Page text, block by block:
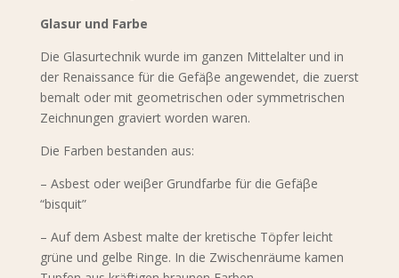
Glasur und Farbe
Die Glasurtechnik wurde im ganzen Mittelalter und in
der Renaissance für die Gefäβe angewendet, die zuerst
bemalt oder mit geometrischen oder symmetrischen
Zeichnungen graviert worden waren.
Die Farben bestanden aus:
– Asbest oder weiβer Grundfarbe für die Gefäβe
“bisquit”
– Auf dem Asbest malte der kretische Töpfer leicht
grüne und gelbe Ringe. In die Zwischenräume kamen